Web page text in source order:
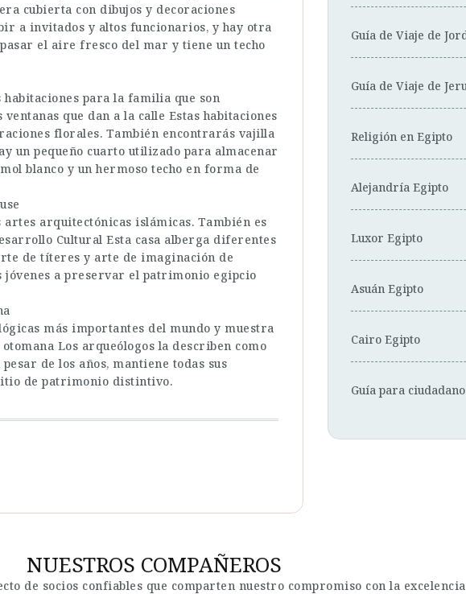
cubierta con dibujos y decoraciones
a invitados y altos funcionarios, y hay otra
el aire fresco del mar y tiene un techo
para la familia que son
que dan a la calle Estas habitaciones
florales. También encontrarás vajilla
un pequeño cuarto utilizado para almacenar
blanco y un hermoso techo en forma de
arquitectónicas islámicas. También es
Cultural Esta casa alberga diferentes
de títeres y arte de imaginación de
jóvenes a preservar el patrimonio egipcio
más importantes del mundo y muestra
Los arqueólogos la describen como
de los años, mantiene todas sus
de patrimonio distintivo.
Guía de Viaje de
Guía de Viaje de
Religión en Egipto
Alejandría Egipto
Luxor Egipto
Asuán Egipto
Cairo Egipto
Guía para
NUESTROS COMPAÑEROS
de socios confiables que comparten nuestro compromiso con la